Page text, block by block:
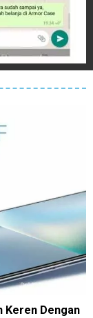
Keren Dengan